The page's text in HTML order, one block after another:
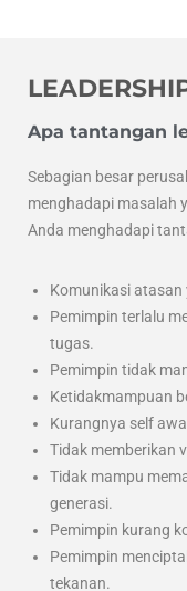
Apa tantangan
Sebagian besar
menghadapi masalah
Anda menghadapi
Komunikasi atasan
Pemimpin terlalu
tugas.
Pemimpin tidak
Ketidakmampuan
Kurangnya self
Tidak memberikan
Tidak mampu
generasi.
Pemimpin kurang
Pemimpin
tekanan.